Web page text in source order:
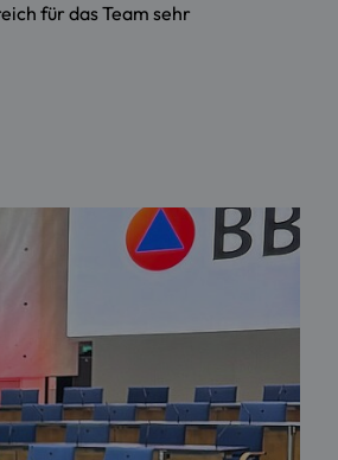
für das Team sehr